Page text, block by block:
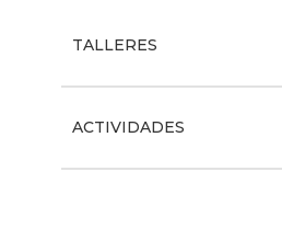
TALLERES
ACTIVIDADES